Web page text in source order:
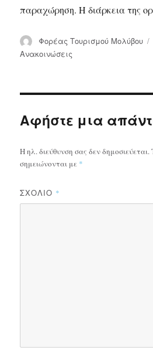
παραχώρηση. Η διάρκεια της
Συντάκτης
Φορέας Τουρισμού Μολύβου
Ανακοινώσεις
Αφήστε μια
Η ηλ. διεύθυνση σας δεν δημοσιεύεται.
σημειώνονται με *
ΣΧΌΛΙΟ *